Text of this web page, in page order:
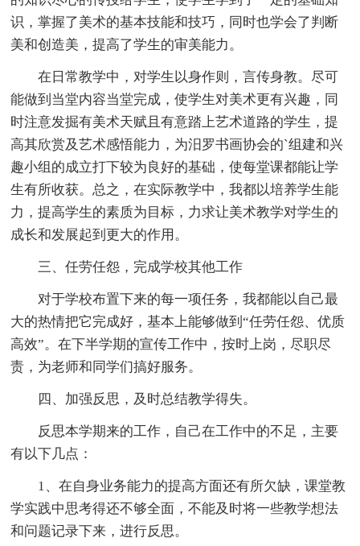
识，掌握了美术的基本技能和技巧，同时也学会了判断
美和创造美，提高了学生的审美能力。
在日常教学中，对学生以身作则，言传身教。尽可
能做到当堂内容当堂完成，使学生对美术更有兴趣，同
时注意发掘有美术天赋且有意踏上艺术道路的学生，提
高其欣赏及艺术感悟能力，为汨罗书画协会的`组建和兴
趣小组的成立打下较为良好的基础，使每堂课都能让学
生有所收获。总之，在实际教学中，我都以培养学生能
力，提高学生的素质为目标，力求让美术教学对学生的
成长和发展起到更大的作用。
三、任劳任怨，完成学校其他工作
对于学校布置下来的每一项任务，我都能以自己最
大的热情把它完成好，基本上能够做到“任劳任怨、优质
高效”。在下半学期的宣传工作中，按时上岗，尽职尽
责，为老师和同学们搞好服务。
四、加强反思，及时总结教学得失。
反思本学期来的工作，自己在工作中的不足，主要
有以下几点：
1、在自身业务能力的提高方面还有所欠缺，课堂教
学实践中思考得还不够全面，不能及时将一些教学想法
和问题记录下来，进行反思。